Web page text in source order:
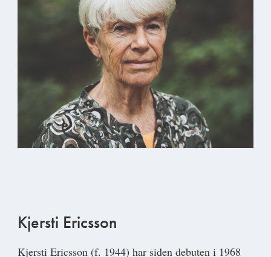
Kjersti Ericsson
Kjersti Ericsson (f. 1944) har siden debuten i 1968